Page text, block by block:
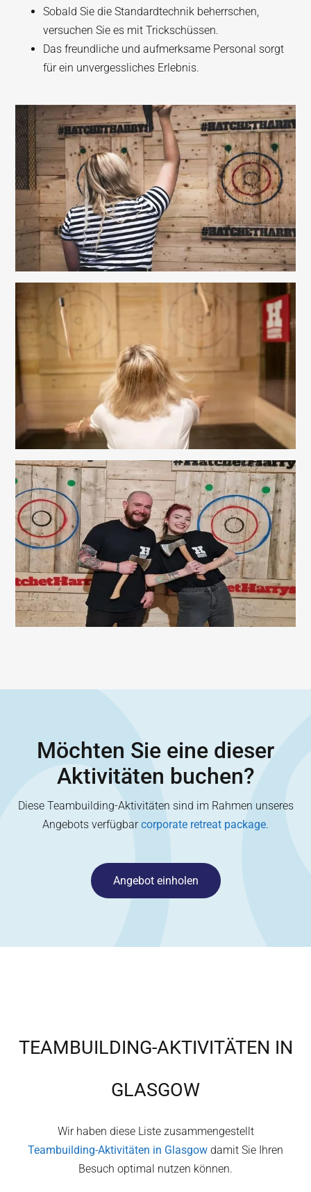
Sobald Sie die Standardtechnik beherrschen,
versuchen Sie es mit Trickschüssen.
Das freundliche und aufmerksame Personal sorgt
für ein unvergessliches Erlebnis.
Möchten Sie eine dieser
Aktivitäten buchen?
Diese Teambuilding-Aktivitäten sind im Rahmen unseres
Angebots verfügbarcorporate retreat package.
Angebot einholen
TEAMBUILDING-AKTIVITÄTEN IN
GLASGOW
Wir haben diese Liste zusammengestellt
Teambuilding-Aktivitäten in Glasgow damit Sie Ihren
Besuch optimal nutzen können.